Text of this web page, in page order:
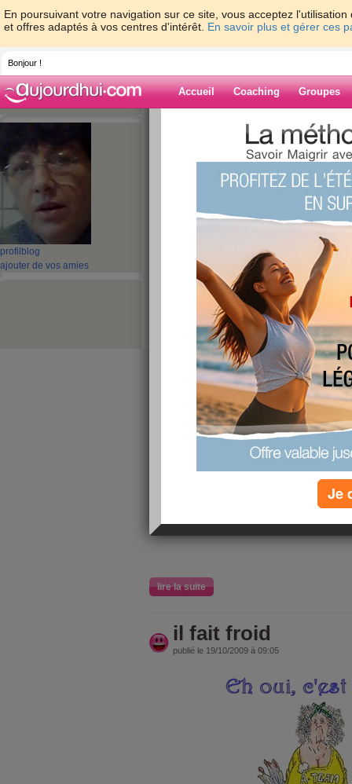
En poursuivant votre navigation sur ce site, vous acceptez
et offres adaptés à vos centres d'intérêt. En savoir plus et gérer ces
Bonjour !
Accueil Coaching Groupes
profil blog
ajouter de vos amies
>
Blog de gnoun
21 - 30 31 - 35
‹ Préc. 1 2 3 4 5
lundi
publié le 19/10/2009 à 09:17
lire la suite
il fait froid
publié le 19/10/2009 à 09:05
Je